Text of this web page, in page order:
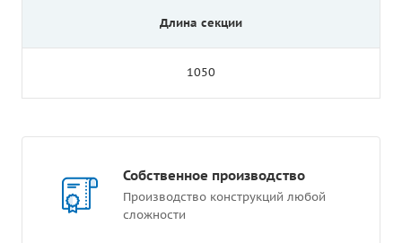
Длина секции
1050
Собственное производство
Производство конструкций любой
сложности